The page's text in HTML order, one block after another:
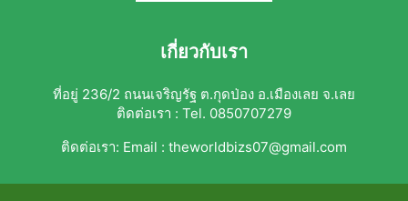
เกี่ยวกับเรา
ที่อยู่ 236/2 ถนนเจริญรัฐ ต.กุดป่อง อ.เมืองเลย จ.เลย
ติดต่อเรา : Tel. 0850707279
ติดต่อเรา: Email : theworldbizs07@gmail.com